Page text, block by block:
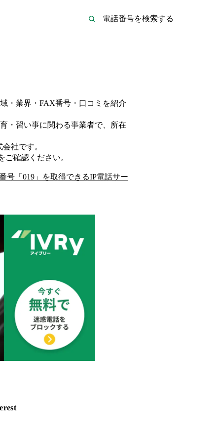
・業界・FAX番号・口コミを紹介
・習い事に関わる事業者で、所在
会社です。
ご確認ください。
号「 019 」を取得できるIP電話サー